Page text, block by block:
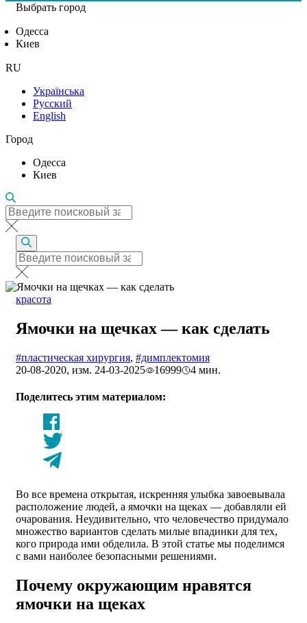
Выбрать город
Одесса
Киев
RU
Українська
Русский
English
Город
Одесса
Киев
красота
Ямочки на щечках — как сделать
#пластическая хирургия, #димплектомия
20-08-2020, изм. 24-03-2025
16999 4 мин.
Поделитесь этим материалом:
Во все времена открытая, искренняя улыбка завоевывала
расположение людей, а ямочки на щеках — добавляли ей
очарования. Неудивительно, что человечество придумало
множество вариантов сделать милые впадинки для тех,
кого природа ими обделила. В этой статье мы поделимся
с вами наиболее безопасными решениями.
Почему окружающим нравятся
ямочки на щеках